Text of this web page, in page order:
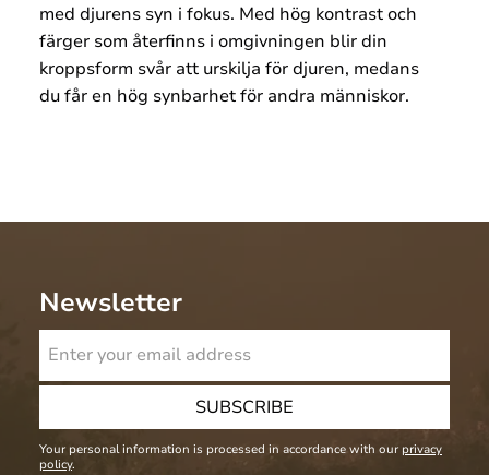
med djurens syn i fokus. Med hög kontrast och
färger som återfinns i omgivningen blir din
kroppsform svår att urskilja för djuren, medans
du får en hög synbarhet för andra människor.
Newsletter
SUBSCRIBE
Your personal information is processed in accordance with our privacy
policy.